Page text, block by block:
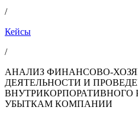
/
Кейсы
/
АНАЛИЗ ФИНАНСОВО-
ДЕЯТЕЛЬНОСТИ И
ВНУТРИКОРПОРАТИВНОГО
УБЫТКАМ КОМПАНИИ